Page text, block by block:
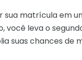
sua matrícula em
você leva o
suas chances de